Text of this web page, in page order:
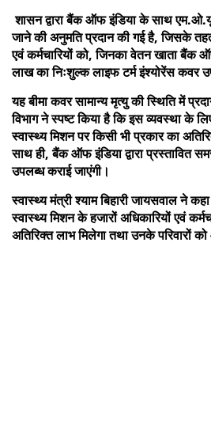
शासन द्वारा बैंक ऑफ इंडिया के साथ
जाने की अनुमति प्रदान की गई है, जिसके
एवं कर्मचारियों को, जिनका वेतन खाता बैंक
लाख का निःशुल्क लाइफ टर्म इंश्योरेंस कवर
यह बीमा कवर सामान्य मृत्यु की स्थिति में
विभाग ने स्पष्ट किया है कि इस व्यवस्था के
स्वास्थ्य मिशन पर किसी भी प्रकार का
साथ ही, बैंक ऑफ इंडिया द्वारा प्रस्तावित
उपलब्ध कराई जाएंगी।
स्वास्थ्य मंत्री श्याम बिहारी जायसवाल ने
स्वास्थ्य मिशन के हजारों अधिकारियों एवं
अतिरिक्त लाभ मिलेगा तथा उनके परिवारों